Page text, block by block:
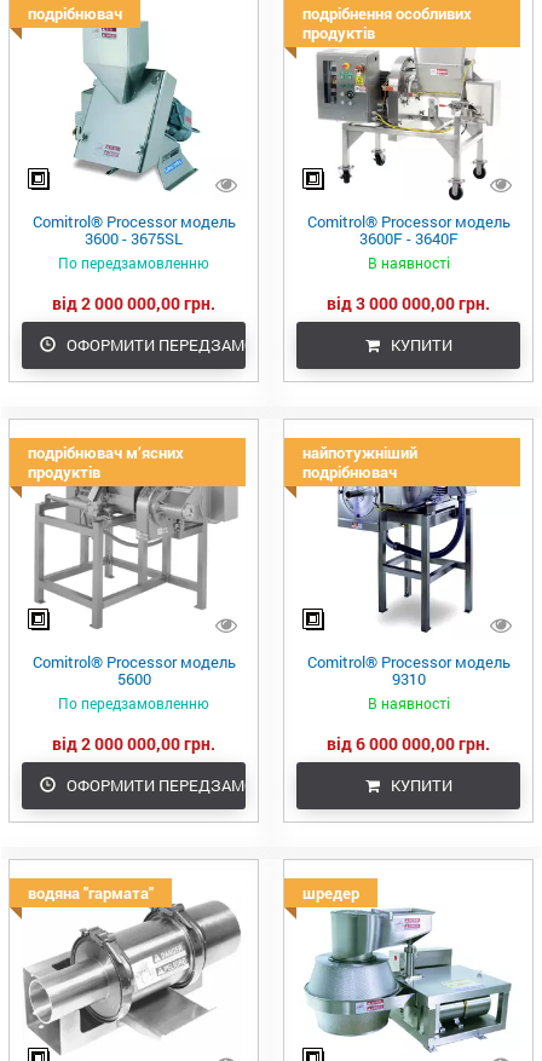
подрібнювач
Comitrol® Processor модель
3600 - 3675SL
По передзамовленню
від 2 000 000,00 грн.
ОФОРМИТИ ПЕРЕДЗАМОВЛЕННЯ
подрібнення особливих
продуктів
Comitrol® Processor модель
3600F - 3640F
В наявності
від 3 000 000,00 грн.
КУПИТИ
подрібнювач м’ясних
продуктів
Comitrol® Processor модель
5600
По передзамовленню
від 2 000 000,00 грн.
ОФОРМИТИ ПЕРЕДЗАМОВЛЕННЯ
найпотужніший
подрібнювач
Comitrol® Processor модель
9310
В наявності
від 6 000 000,00 грн.
КУПИТИ
водяна "гармата" шредер